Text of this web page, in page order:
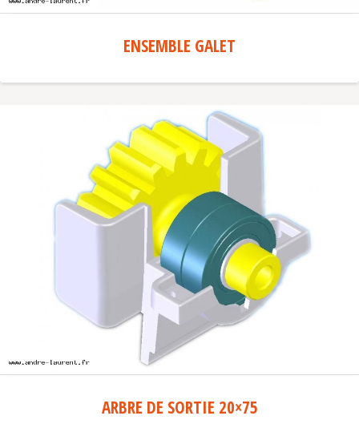
ENSEMBLE GALET
ARBRE DE SORTIE 20×75